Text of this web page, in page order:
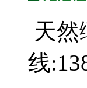
天然
线